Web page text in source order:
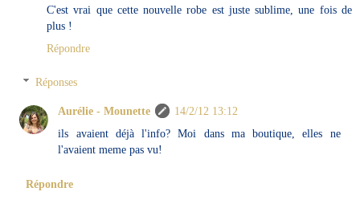
C'est vrai que cette nouvelle robe est juste sublime, une fois de
plus !
Répondre
Réponses
Aurélie - Mounette
14/2/12 13:12
ils avaient déjà l'info? Moi dans ma boutique, elles ne
l'avaient meme pas vu!
Répondre